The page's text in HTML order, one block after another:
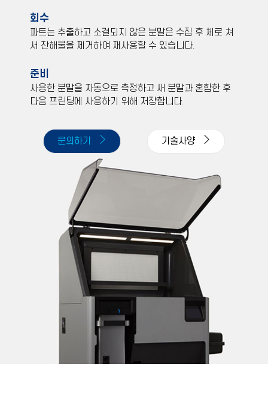
회수
파트는 추출하고 소결되지 않은 분말은 수집 후 체로 쳐
서 잔해물을 제거하여 재사용할 수 있습니다.
준비
사용한 분말을 자동으로 측정하고 새 분말과 혼합한 후
다음 프린팅에 사용하기 위해 저장합니다.
문의하기 기술사양